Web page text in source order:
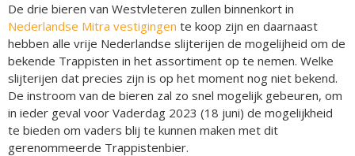
De drie bieren van Westvleteren zullen binnenkort in
Nederlandse Mitra vestigingen te koop zijn en daarnaast
hebben alle vrije Nederlandse slijterijen de mogelijheid om de
bekende Trappisten in het assortiment op te nemen. Welke
slijterijen dat precies zijn is op het moment nog niet bekend.
De instroom van de bieren zal zo snel mogelijk gebeuren, om
in ieder geval voor Vaderdag 2023 (18 juni) de mogelijkheid
te bieden om vaders blij te kunnen maken met dit
gerenommeerde Trappistenbier.